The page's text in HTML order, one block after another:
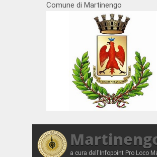
Comune di Martinengo
a cura dell'Infopoint Pro Loco